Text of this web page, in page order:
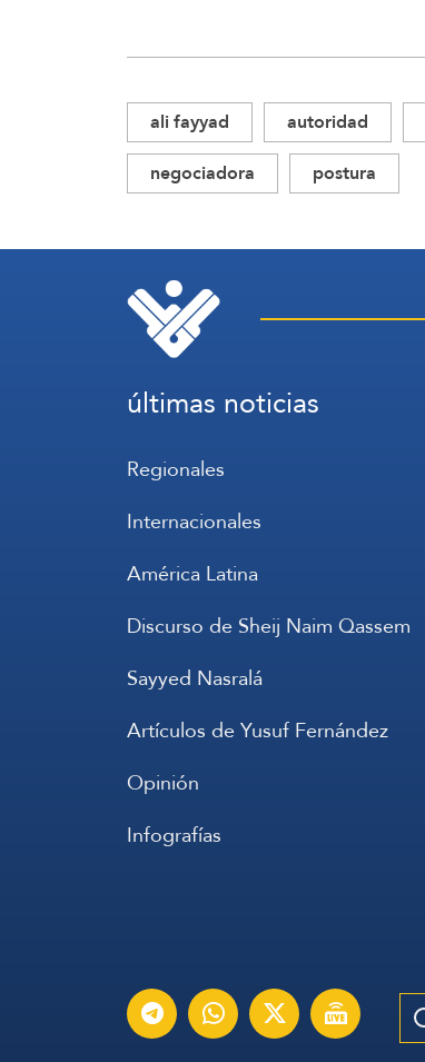
ali fayyad autoridad
negociadora
postura
últimas noticias
Regionales
Internacionales
América Latina
Discurso de Sheij Naim Qassem
Sayyed Nasralá
Artículos de Yusuf Fernández
Opinión
Infografías